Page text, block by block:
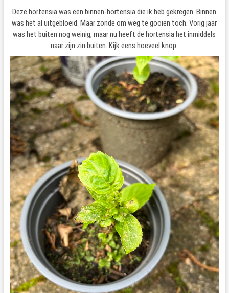
Deze hortensia was een binnen-hortensia die ik heb gekregen. Binnen
was het al uitgebloeid. Maar zonde om weg te gooien toch. Vorig jaar
was het buiten nog weinig, maar nu heeft de hortensia het inmiddels
naar zijn zin buiten. Kijk eens hoeveel knop.